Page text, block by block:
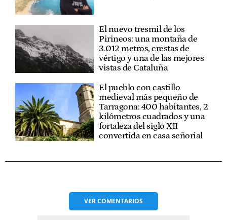
El nuevo tresmil de los
Pirineos: una montaña de
3.012 metros, crestas de
vértigo y una de las mejores
vistas de Cataluña
El pueblo con castillo
medieval más pequeño de
Tarragona: 400 habitantes, 2
kilómetros cuadrados y una
fortaleza del siglo XII
convertida en casa señorial
VERCOMENTARIOS